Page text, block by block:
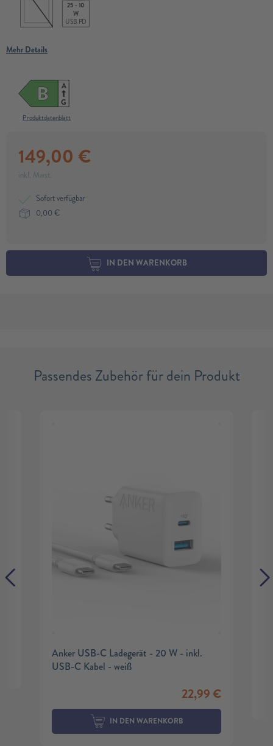
25 - 10
W
USB PD
Mehr Details
A
G
B
Produktdatenblatt
149,00 €
inkl. Mwst.
Sofort verfügbar
0,00 €
IN DEN WARENKORB
Passendes Zubehör für dein Produkt
Anker USB-C Ladegerät - 20 W - inkl.
USB-C Kabel - weiß
22,99€
IN DEN WARENKORB